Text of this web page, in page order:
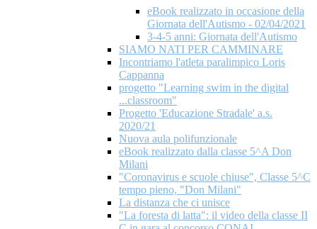
eBook realizzato in occasione della
Giornata dell'Autismo - 02/04/2021
3-4-5 anni: Giornata dell'Autismo
SIAMO NATI PER CAMMINARE
Incontriamo l'atleta paralimpico Loris
Cappanna
progetto "Learning swim in the digital
...classroom"
Progetto 'Educazione Stradale' a.s.
2020/21
Nuova aula polifunzionale
eBook realizzato dalla classe 5^A Don
Milani
"Coronavirus e scuole chiuse", Classe 5^C
tempo pieno, "Don Milani"
La distanza che ci unisce
"La foresta di latta": il video della classe II